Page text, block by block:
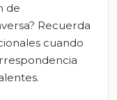
de
Recuerda
cuando